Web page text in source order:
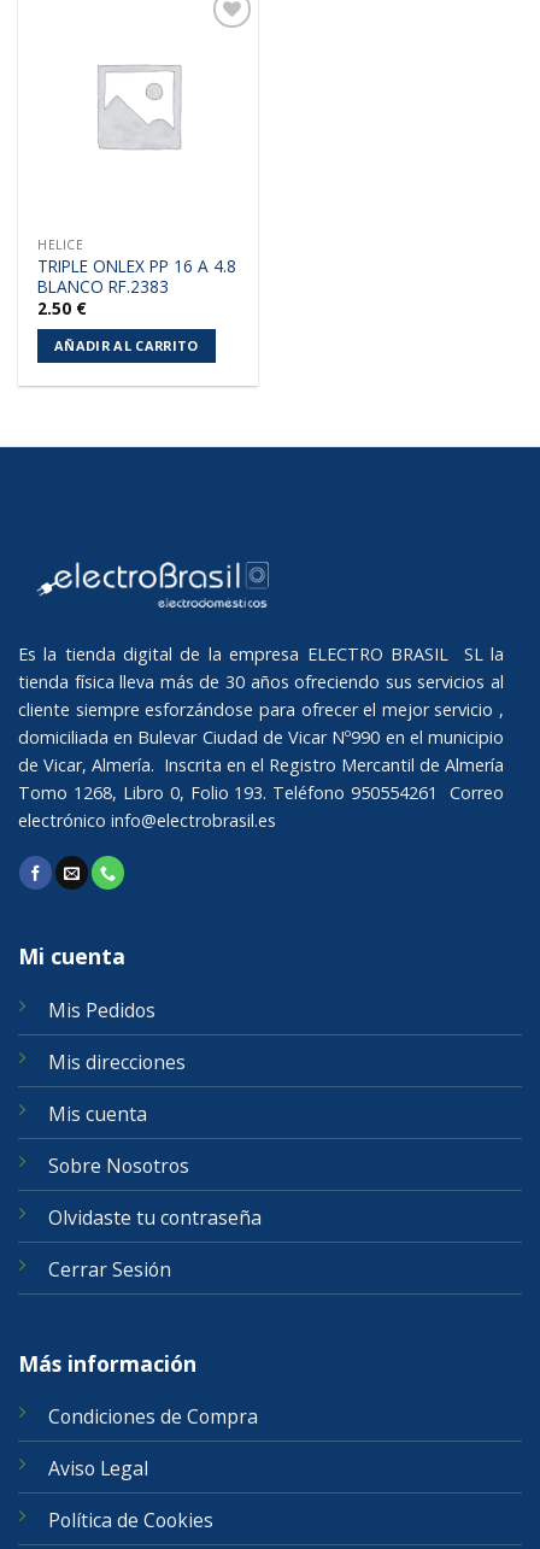
HELICE
TRIPLE ONLEX PP 16 A 4.8
BLANCO RF.2383
2.50 €
AÑADIR AL CARRITO
Es la tienda digital de la empresa ELECTRO BRASIL SL la
tienda física lleva más de 30 años ofreciendo sus servicios al
cliente siempre esforzándose para ofrecer el mejor servicio ,
domiciliada en Bulevar Ciudad de Vicar Nº990 en el municipio
de Vicar, Almería. Inscrita en el Registro Mercantil de Almería
Tomo 1268, Libro 0, Folio 193. Teléfono 950554261 Correo
electrónico info@electrobrasil.es
Mi cuenta
Mis Pedidos
Mis direcciones
Mis cuenta
Sobre Nosotros
Olvidaste tu contraseña
Cerrar Sesión
Más información
Condiciones de Compra
Aviso Legal
Política de Cookies